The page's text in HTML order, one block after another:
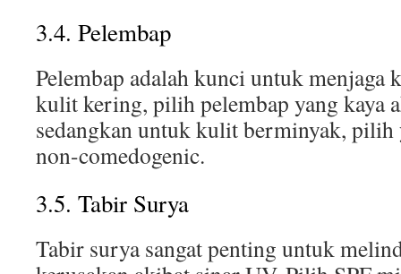
3.4. Pelembap
Pelembap adalah kunci untuk menjaga
kulit kering, pilih pelembap yang kaya
sedangkan untuk kulit berminyak, pilih
non-comedogenic.
3.5. Tabir Surya
Tabir surya sangat penting untuk